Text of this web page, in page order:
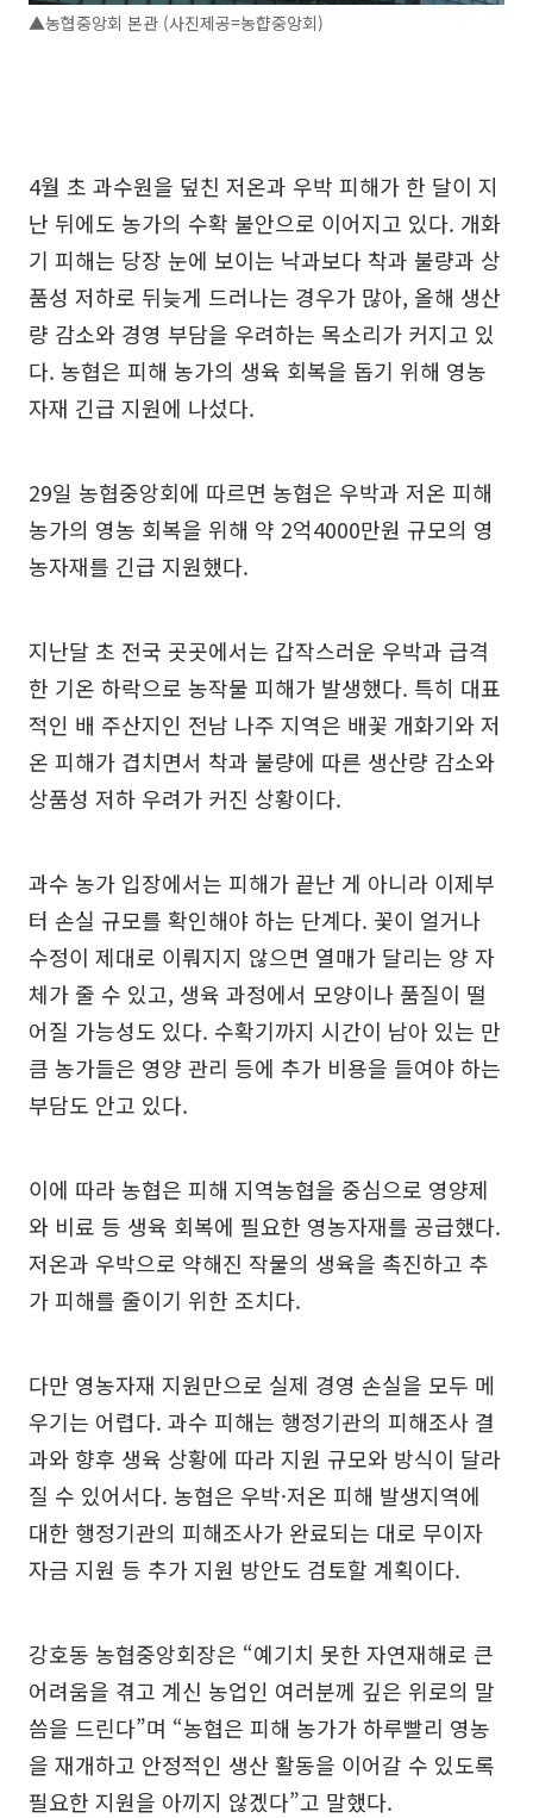
▲농협중앙회 본관 (사진제공=농햡중앙회)
4월 초 과수원을 덮친 저온과 우박 피해가 한 달이 지
난 뒤에도 농가의 수확 불안으로 이어지고 있다. 개화
기 피해는 당장 눈에 보이는 낙과보다 착과 불량과 상
품성 저하로 뒤늦게 드러나는 경우가 많아, 올해 생산
량 감소와 경영 부담을 우려하는 목소리가 커지고 있
다. 농협은 피해 농가의 생육 회복을 돕기 위해 영농
자재 긴급 지원에 나섰다.
29일 농협중앙회에 따르면 농협은 우박과 저온 피해
농가의 영농 회복을 위해 약 2억4000만원 규모의 영
농자재를 긴급 지원했다.
지난달 초 전국 곳곳에서는 갑작스러운 우박과 급격
한 기온 하락으로 농작물 피해가 발생했다. 특히 대표
적인 배 주산지인 전남 나주 지역은 배꽃 개화기와 저
온 피해가 겹치면서 착과 불량에 따른 생산량 감소와
상품성 저하 우려가 커진 상황이다.
과수 농가 입장에서는 피해가 끝난 게 아니라 이제부
터 손실 규모를 확인해야 하는 단계다. 꽃이 얼거나
수정이 제대로 이뤄지지 않으면 열매가 달리는 양 자
체가 줄 수 있고, 생육 과정에서 모양이나 품질이 떨
어질 가능성도 있다. 수확기까지 시간이 남아 있는 만
큼 농가들은 영양 관리 등에 추가 비용을 들여야 하는
부담도 안고 있다.
이에 따라 농협은 피해 지역농협을 중심으로 영양제
와 비료 등 생육 회복에 필요한 영농자재를 공급했다.
저온과 우박으로 약해진 작물의 생육을 촉진하고 추
가 피해를 줄이기 위한 조치다.
다만 영농자재 지원만으로 실제 경영 손실을 모두 메
우기는 어렵다. 과수 피해는 행정기관의 피해조사 결
과와 향후 생육 상황에 따라 지원 규모와 방식이 달라
질 수 있어서다. 농협은 우박·저온 피해 발생지역에
대한 행정기관의 피해조사가 완료되는 대로 무이자
자금 지원 등 추가 지원 방안도 검토할 계획이다.
강호동 농협중앙회장은 “예기치 못한 자연재해로 큰
어려움을 겪고 계신 농업인 여러분께 깊은 위로의 말
씀을 드린다”며 “농협은 피해 농가가 하루빨리 영농
을 재개하고 안정적인 생산 활동을 이어갈 수 있도록
필요한 지원을 아끼지 않겠다”고 말했다.